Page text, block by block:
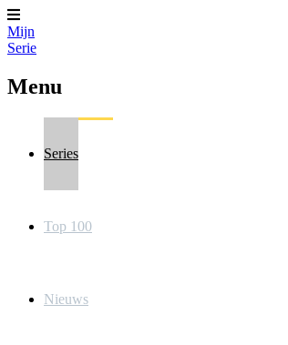
Mijn
Serie
Menu
Series
Top 100
Nieuws